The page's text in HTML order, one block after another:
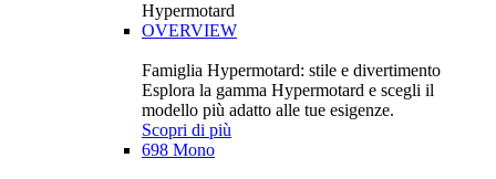
Hypermotard
OVERVIEW
Famiglia Hypermotard: stile e divertimento
Esplora la gamma Hypermotard e scegli il
modello più adatto alle tue esigenze.
Scopri di più
698 Mono